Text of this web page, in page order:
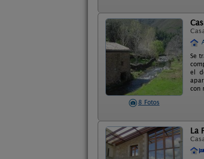
8 Fotos
Se
el
con
La